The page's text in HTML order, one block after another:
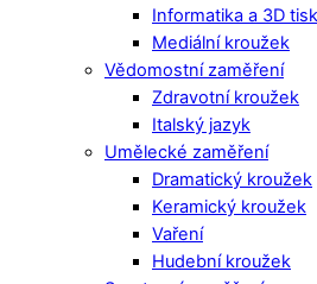
Informatika a 3D tisk
Mediální kroužek
Vědomostní zaměření
Zdravotní kroužek
Italský jazyk
Umělecké zaměření
Dramatický kroužek
Keramický kroužek
Vaření
Hudební kroužek